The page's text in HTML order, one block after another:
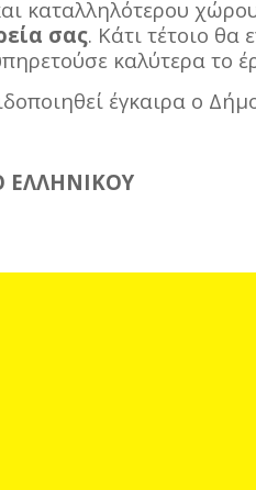
καταλληλότερου
σας. Κάτι τέτοιο θα
καλύτερα το
έγκαιρα ο
ΕΛΛΗΝΙΚΟΥ